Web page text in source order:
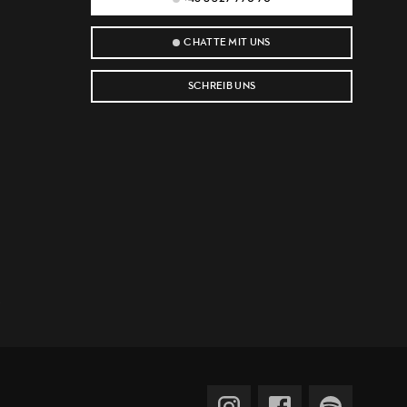
CHATTE MIT UNS
SCHREIB UNS